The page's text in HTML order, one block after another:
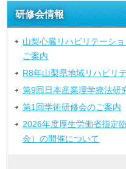
研修会情報
山梨心臓リハビリテーシ
ご案内
R8年山梨県地域リハビリ
第9回日本産業理学療法研
第1回学術研修会のご案内
2026年度厚生労働省指定
会）の開催について